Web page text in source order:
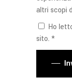
altri scopi
Ho
sito. *